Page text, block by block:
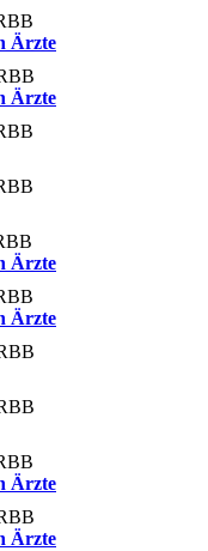
Ärzte
Ärzte
Ärzte
Ärzte
Ärzte
Ärzte